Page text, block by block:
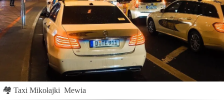
🏘 Taxi Mikołajki Mewia